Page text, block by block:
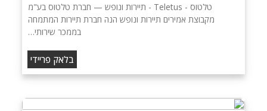
טלטוס - Teletus - תיירות ונופש — חברת טלטוס בע"מ
מקבוצת אמירים תיירות ונופש הנה חברת תיירות המתמחה
בממכר שירותי…
בלאק פריידי